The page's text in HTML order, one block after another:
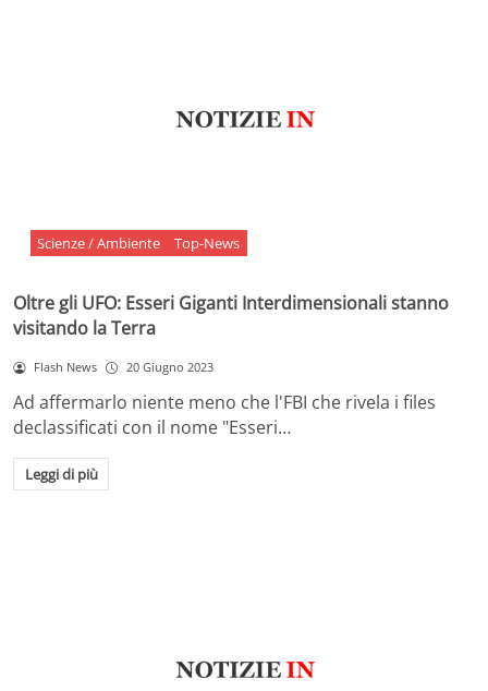
Scienze / Ambiente Top-News
Oltre gli UFO: Esseri Giganti Interdimensionali stanno
visitando la Terra
Flash News 20 Giugno 2023
Ad affermarlo niente meno che l'FBI che rivela i files
declassificati con il nome "Esseri…
Leggi di più